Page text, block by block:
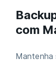
com
Mantenha